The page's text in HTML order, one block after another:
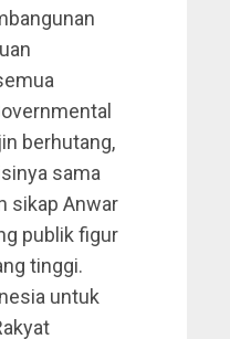
berhutang,
sama
sikap Anwar
publik figur
tinggi.
untuk